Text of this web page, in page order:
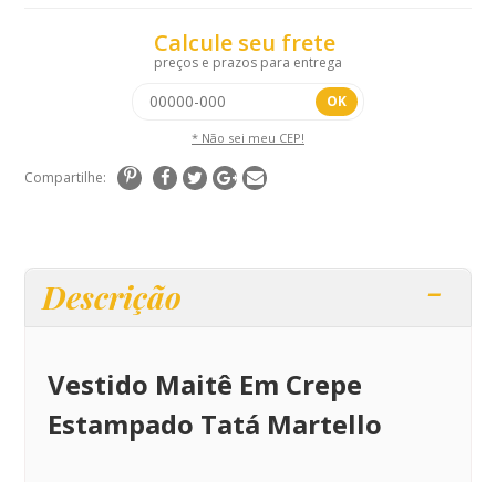
Calcule seu frete
preços e prazos para entrega
OK
* Não sei meu CEP!
Compartilhe:
Descrição
Vestido Maitê Em Crepe
Estampado Tatá Martello